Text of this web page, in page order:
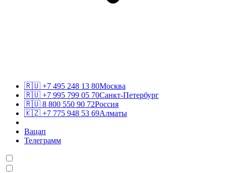
🇷🇺 +7 495 248 13 80Москва
🇷🇺 +7 995 799 05 70Санкт-Петербург
🇷🇺 8 800 550 90 72Россия
🇰🇿 +7 775 948 53 69Алматы
Вацап
Телеграмм